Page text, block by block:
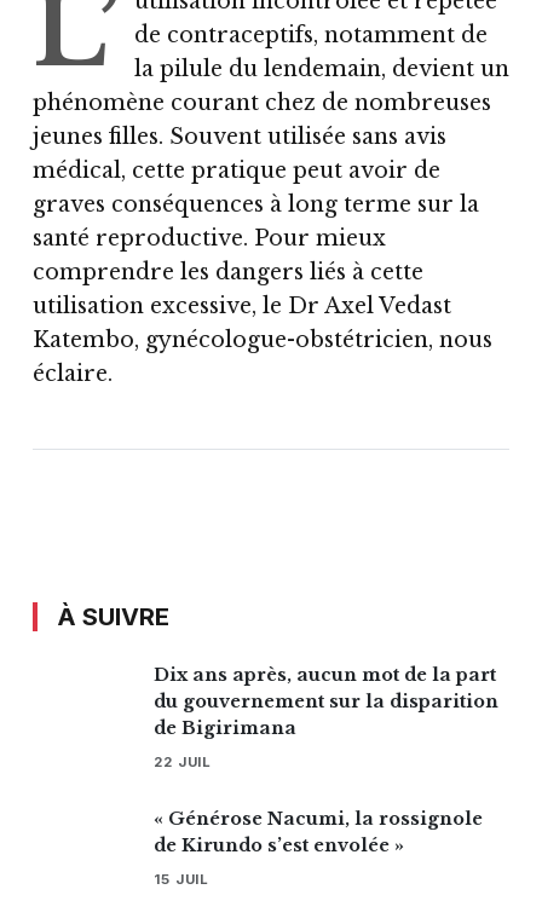
L’
de contraceptifs, notamment de
la pilule du lendemain, devient un
phénomène courant chez de nombreuses
jeunes filles. Souvent utilisée sans avis
médical, cette pratique peut avoir de
graves conséquences à long terme sur la
santé reproductive. Pour mieux
comprendre les dangers liés à cette
utilisation excessive, le Dr Axel Vedast
Katembo, gynécologue-obstétricien, nous
éclaire.
À SUIVRE
Dix ans après, aucun mot de la part
du gouvernement sur la disparition
de Bigirimana
22 JUIL
« Générose Nacumi, la rossignole
de Kirundo s’est envolée »
15 JUIL